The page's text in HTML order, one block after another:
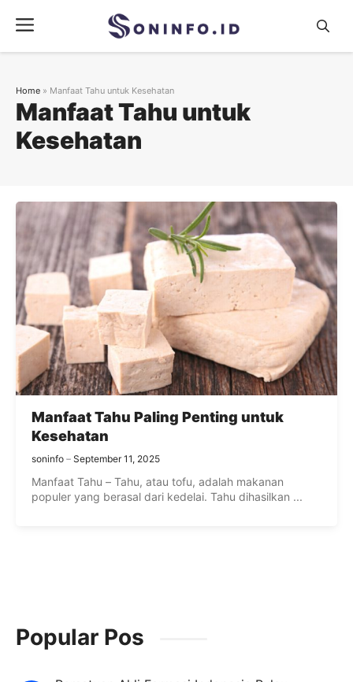
content
Menu
Manfaat Tahu untuk
Kesehatan
Home » Manfaat Tahu untuk Kesehatan
Manfaat Tahu Paling Penting untuk
Kesehatan
soninfo September 11, 2025
Manfaat Tahu – Tahu, atau tofu, adalah makanan
populer yang berasal dari kedelai. Tahu dihasilkan ...
Popular Pos